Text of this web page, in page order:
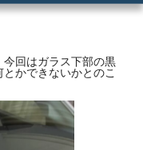
回はガラス下部の黒
かできないかとのこ